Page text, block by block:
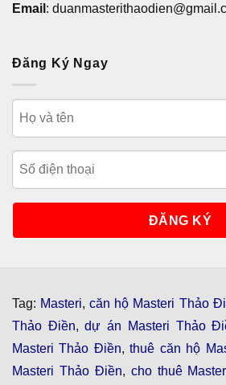
Email :
Đăng Ký Ngay
Tag: Masteri,căn hộ Masteri Thảo
Thảo Điền,dự án Masteri Thảo
Masteri Thảo Điền,thuê căn hộ
Masteri Thảo Điền, cho thuê